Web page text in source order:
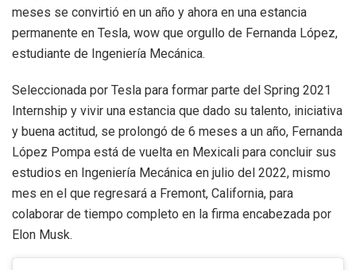
meses se convirtió en un año y ahora en una estancia
permanente en Tesla, wow que orgullo de Fernanda López,
estudiante de Ingeniería Mecánica.
Seleccionada por Tesla para formar parte del Spring 2021
Internship y vivir una estancia que dado su talento, iniciativa
y buena actitud, se prolongó de 6 meses a un año, Fernanda
López Pompa está de vuelta en Mexicali para concluir sus
estudios en Ingeniería Mecánica en julio del 2022, mismo
mes en el que regresará a Fremont, California, para
colaborar de tiempo completo en la firma encabezada por
Elon Musk.